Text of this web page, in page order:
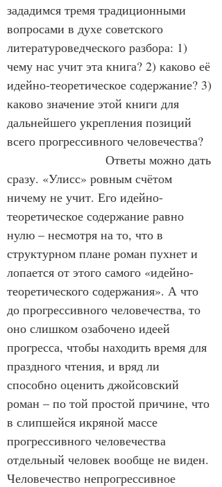
зададимся тремя традиционными
вопросами в духе советского
литературоведческого разбора: 1)
чему нас учит эта книга? 2) каково её
идейно-теоретическое содержание? 3)
каково значение этой книги для
дальнейшего укрепления позиций
всего прогрессивного человечества?
Ответы можно дать
сразу. «Улисс» ровным счётом
ничему не учит. Его идейно-
теоретическое содержание равно
нулю – несмотря на то, что в
структурном плане роман пухнет и
лопается от этого самого «идейно-
теоретического содержания». А что
до прогрессивного человечества, то
оно слишком озабочено идеей
прогресса, чтобы находить время для
праздного чтения, и вряд ли
способно оценить джойсовский
роман – по той простой причине, что
в слипшейся икряной массе
прогрессивного человечества
отдельный человек вообще не виден.
Человечество непрогрессивное